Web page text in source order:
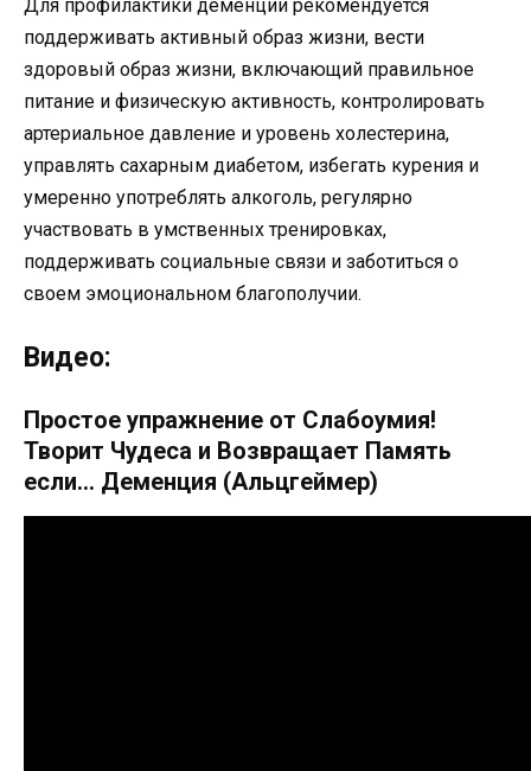
Для профилактики деменции рекомендуется
поддерживать активный образ жизни, вести
здоровый образ жизни, включающий правильное
питание и физическую активность, контролировать
артериальное давление и уровень холестерина,
управлять сахарным диабетом, избегать курения и
умеренно употреблять алкоголь, регулярно
участвовать в умственных тренировках,
поддерживать социальные связи и заботиться о
своем эмоциональном благополучии.
Видео:
Простое упражнение от Слабоумия!
Творит Чудеса и Возвращает Память
если… Деменция (Альцгеймер)